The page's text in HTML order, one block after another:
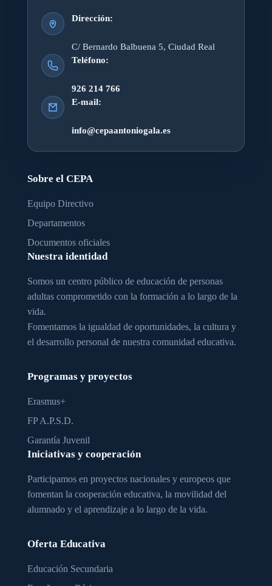
Dirección:
C/ Bernardo Balbuena 5, Ciudad Real
Teléfono:
926 214 766
E-mail:
info@cepaantoniogala.es
Sobre el CEPA
Equipo Directivo
Departamentos
Documentos oficiales
Nuestra identidad
Somos un centro público de educación de personas
adultas comprometido con la formación a lo largo de la
vida.
Fomentamos la igualdad de oportunidades, la cultura y
el desarrollo personal de nuestra comunidad educativa.
Programas y proyectos
Erasmus+
FP A.P.S.D.
Garantía Juvenil
Iniciativas y cooperación
Participamos en proyectos nacionales y europeos que
fomentan la cooperación educativa, la movilidad del
alumnado y el aprendizaje a lo largo de la vida.
Oferta Educativa
Educación Secundaria